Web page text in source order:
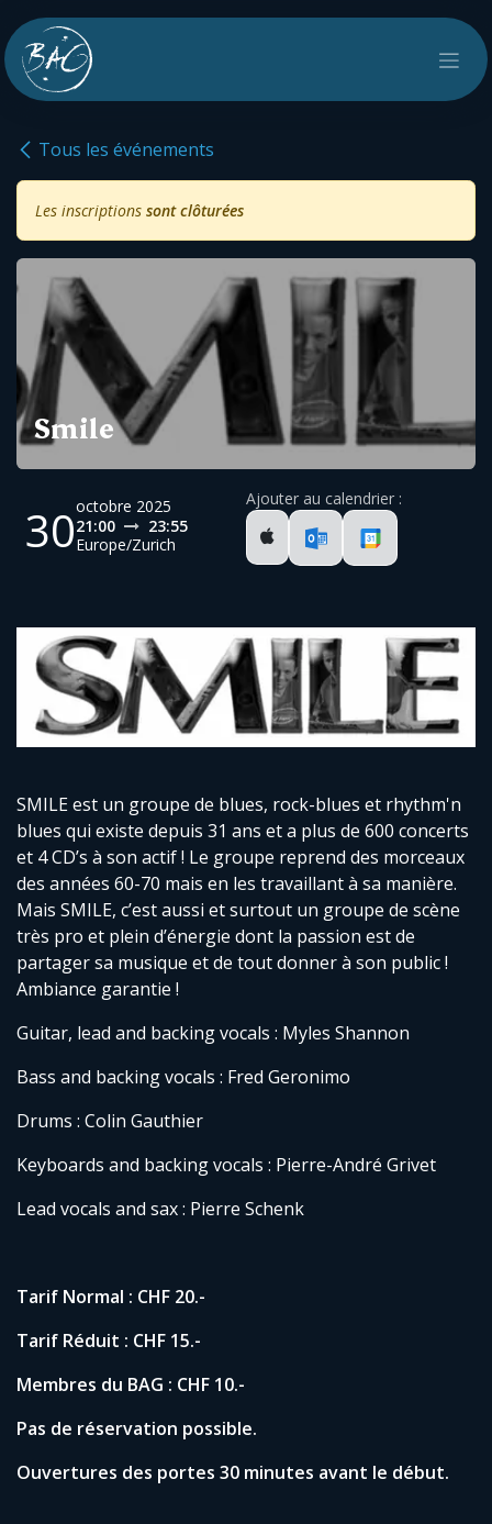
Tous les événements
Les inscriptions sont clôturées
Smile
30octobre 2025
21:00
23:55
Europe/Zurich
Ajouter au calendrier :
SMILE est un groupe de blues, rock-blues et rhythm'n
blues qui existe depuis 31 ans et a plus de 600 concerts
et 4 CD’s à son actif ! Le groupe reprend des morceaux
des années 60-70 mais en les travaillant à sa manière.
Mais SMILE, c’est aussi et surtout un groupe de scène
très pro et plein d’énergie dont la passion est de
partager sa musique et de tout donner à son public !
Ambiance garantie !
Guitar, lead and backing vocals : Myles Shannon
Bass and backing vocals : Fred Geronimo
Drums : Colin Gauthier
Keyboards and backing vocals : Pierre-André Grivet
Lead vocals and sax : Pierre Schenk
Tarif Normal : CHF 20.-
Tarif Réduit : CHF 15.-
Membres du BAG : CHF 10.-
Pas de réservation possible.
Ouvertures des portes 30 minutes avant le début.